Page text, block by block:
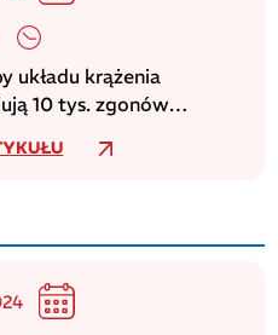
układu krążenia
10 tys. zgonów